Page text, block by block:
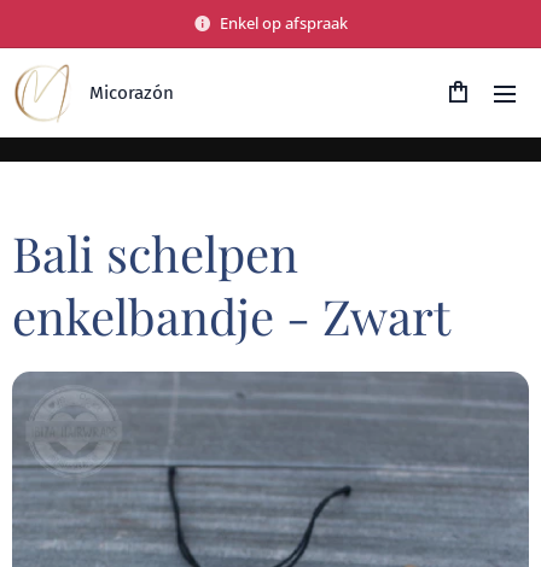
Enkel op afspraak
Micorazón
Bali schelpen
enkelbandje - Zwart